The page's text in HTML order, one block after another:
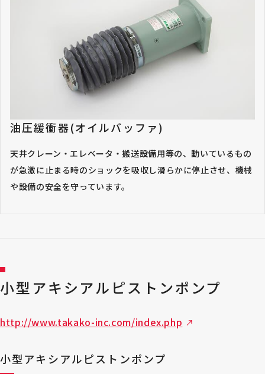
油圧緩衝器(オイルバッファ)
天井クレーン・エレベータ・搬送設備用等の、動いているもの
が急激に止まる時のショックを吸収し滑らかに停止させ、機械
や設備の安全を守っています。
小型アキシアルピストンポンプ
http://www.takako-inc.com/index.php
小型アキシアルピストンポンプ